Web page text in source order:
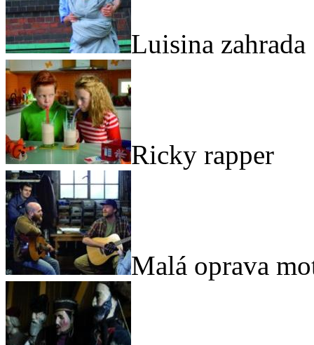
Luisina zahrada
Ricky rapper
Malá oprava